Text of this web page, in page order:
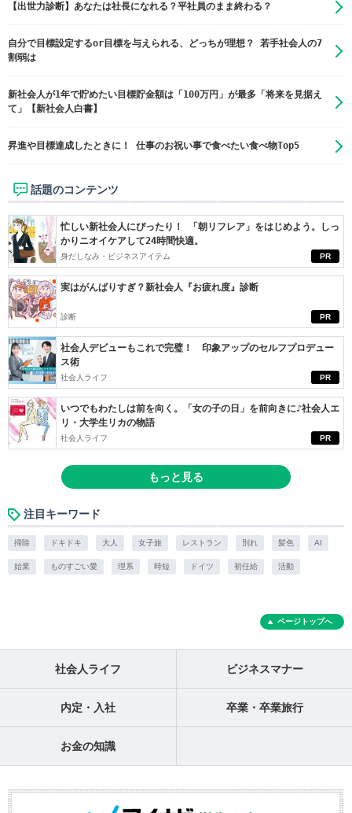
【出世力診断】あなたは社長になれる？平社員のまま終わる？
自分で目標設定するor目標を与えられる、どっちが理想？ 若手社会人の7
割弱は
新社会人が1年で貯めたい目標貯金額は「100万円」が最多「将来を見据え
て」【新社会人白書】
昇進や目標達成したときに！ 仕事のお祝い事で食べたい食べ物Top5
話題のコンテンツ
PR
忙しい新社会人にぴったり！ 「朝リフレア」をはじめよう。しっ
かりニオイケアして24時間快適。
身だしなみ・ビジネスアイテム
PR
実はがんばりすぎ？新社会人『お疲れ度』診断
診断
PR
社会人デビューもこれで完璧！ 印象アップのセルフプロデュー
ス術
社会人ライフ
PR
いつでもわたしは前を向く。「女の子の日」を前向きに♪社会人エ
リ・大学生リカの物語
社会人ライフ
もっと見る
注目キーワード
掃除 ドキドキ 大人 女子旅 レストラン 別れ 髪色 AI
始業 ものすごい愛 理系 時短 ドイツ 初任給 活動
ページトップへ
社会人ライフ ビジネスマナー
内定・入社 卒業・卒業旅行
お金の知識